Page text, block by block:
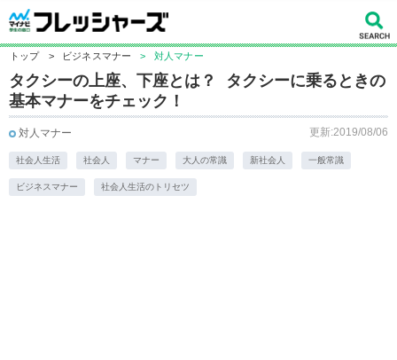
トップ > ビジネスマナー > 対人マナー
タクシーの上座、下座とは？ タクシーに乗るときの
基本マナーをチェック！
対人マナー 更新:2019/08/06
社会人生活 社会人 マナー 大人の常識 新社会人 一般常識
ビジネスマナー 社会人生活のトリセツ